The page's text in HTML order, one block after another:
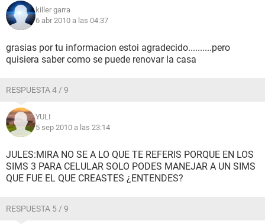
killer garra
6 abr 2010 a las 04:37
grasias por tu informacion estoi agradecido..........pero
quisiera saber como se puede renovar la casa
RESPUESTA 4 / 9
YULI
5 sep 2010 a las 23:14
JULES:MIRA NO SE A LO QUE TE REFERIS PORQUE EN LOS
SIMS 3 PARA CELULAR SOLO PODES MANEJAR A UN SIMS
QUE FUE EL QUE CREASTES ¿ENTENDES?
RESPUESTA 5 / 9